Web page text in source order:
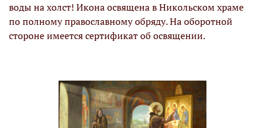
воды на холст! Икона освящена в Никольском храме
по полному православному обряду. На оборотной
стороне имеется сертификат об освящении.